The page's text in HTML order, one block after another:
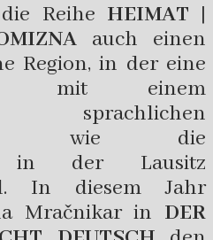
Reihe HEIMAT |
auch einen
Region, in der eine
mit einem
sprachlichen
wie die
in der Lausitz
In diesem Jahr
Mračnikar in DER